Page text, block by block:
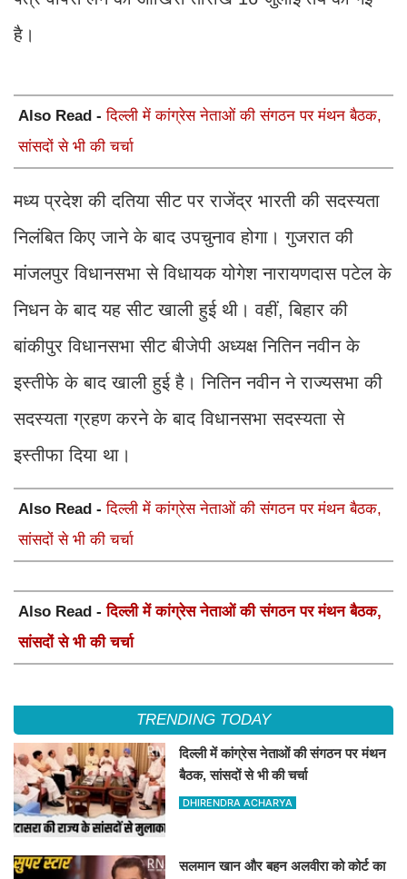
है।
Also Read -दिल्ली में कांग्रेस नेताओं की संगठन पर मंथन बैठक,
सांसदों से भी की चर्चा
मध्य प्रदेश की दतिया सीट पर राजेंद्र भारती की सदस्यता
निलंबित किए जाने के बाद उपचुनाव होगा। गुजरात की
मांजलपुर विधानसभा से विधायक योगेश नारायणदास पटेल के
निधन के बाद यह सीट खाली हुई थी। वहीं, बिहार की
बांकीपुर विधानसभा सीट बीजेपी अध्यक्ष नितिन नवीन के
इस्तीफे के बाद खाली हुई है। नितिन नवीन ने राज्यसभा की
सदस्यता ग्रहण करने के बाद विधानसभा सदस्यता से
इस्तीफा दिया था।
Also Read -दिल्ली में कांग्रेस नेताओं की संगठन पर मंथन बैठक,
सांसदों से भी की चर्चा
Also Read -दिल्ली में कांग्रेस नेताओं की संगठन पर मंथन बैठक,
सांसदों से भी की चर्चा
TRENDING TODAY
दिल्ली में कांग्रेस नेताओं की संगठन पर मंथन
बैठक, सांसदों से भी की चर्चा
DHIRENDRA ACHARYA
सलमान खान और बहन अलवीरा को कोर्ट का